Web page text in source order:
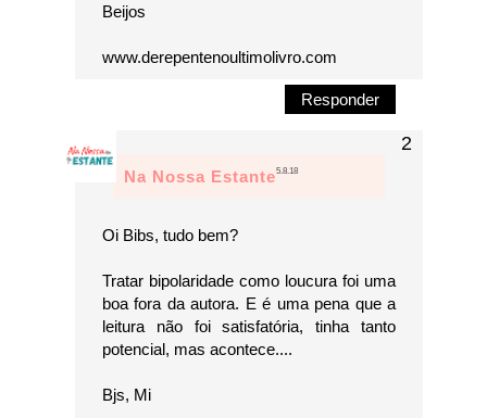
Beijos
www.derepentenoultimolivro.com
Responder
Na Nossa Estante5.8.18
Oi Bibs, tudo bem?
Tratar bipolaridade como loucura foi uma
boa fora da autora. E é uma pena que a
leitura não foi satisfatória, tinha tanto
potencial, mas acontece....
Bjs, Mi